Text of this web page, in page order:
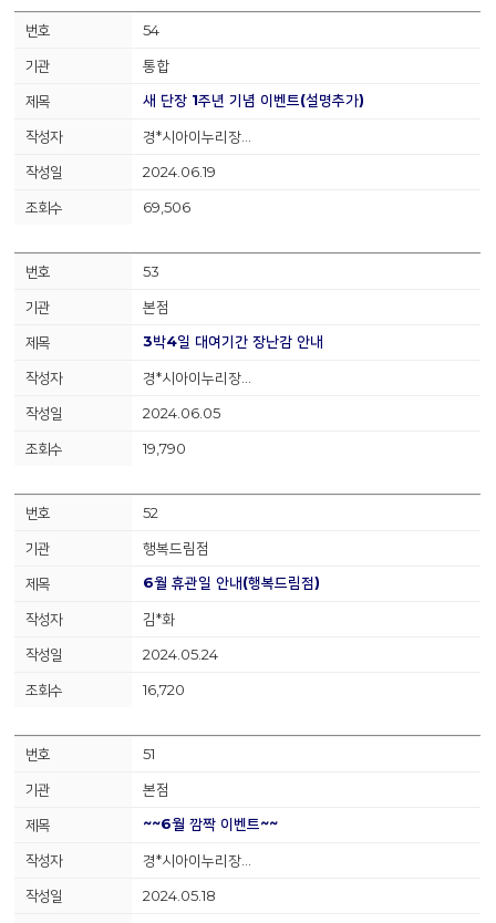
54
통합
새 단장 1주년 기념 이벤트(설명추가)
경*시아이누리장…
2024.06.19
69,506
53
본점
3박4일 대여기간 장난감 안내
경*시아이누리장…
2024.06.05
19,790
52
행복드림점
6월 휴관일 안내(행복드림점)
김*화
2024.05.24
16,720
51
본점
~~6월 깜짝 이벤트~~
경*시아이누리장…
2024.05.18